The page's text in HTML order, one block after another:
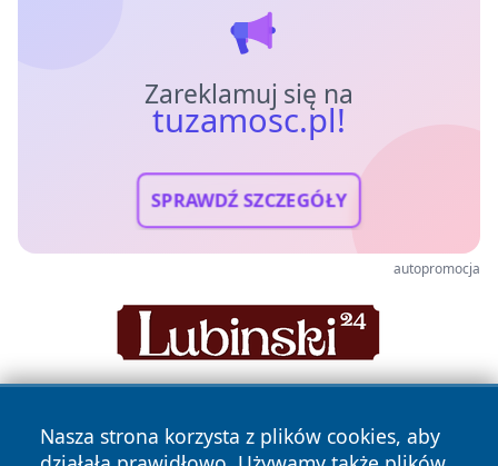
Zareklamuj się na
tuzamosc.pl!
SPRAWDŹ SZCZEGÓŁY
autopromocja
Nasza strona korzysta z plików cookies, aby